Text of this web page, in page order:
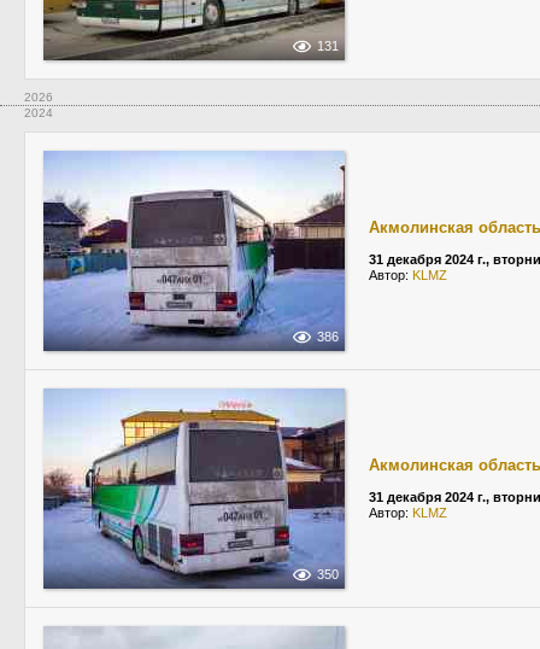
131
2026
2024
386
Акмолинская область
31 декабря 2024 г.,
Автор: KLMZ
350
Акмолинская область
31 декабря 2024 г.,
Автор: KLMZ